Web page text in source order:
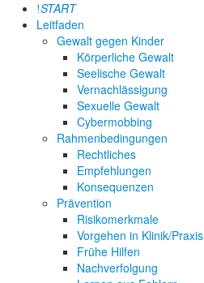
START
Leitfaden
Gewalt gegen Kinder
Körperliche Gewalt
Seelische Gewalt
Vernachlässigung
Sexuelle Gewalt
Cybermobbing
Rahmenbedingungen
Rechtliches
Empfehlungen
Konsequenzen
Prävention
Risikomerkmale
Vorgehen in Klinik/Praxis
Frühe Hilfen
Nachverfolgung